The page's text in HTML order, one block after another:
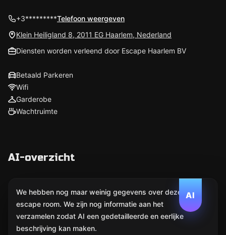
+3*********Telefoon weergeven
Klein Heiligland 8, 2011 EG Haarlem, Nederland
Diensten worden verleend door Escape Haarlem BV
Betaald Parkeren
Wifi
Garderobe
Wachtruimte
AI-overzicht
AI
We hebben nog maar weinig gegevens over deze
escape room. We zijn nog informatie aan het
verzamelen zodat AI een gedetailleerde en eerlijke
beschrijving kan maken.